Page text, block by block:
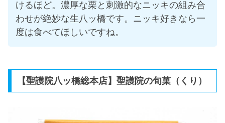
けるほど。濃厚な栗と刺激的なニッキの組み合
わせが絶妙な生八ッ橋です。ニッキ好きなら一
度は食べてほしいですね。
【聖護院八ッ橋総本店】聖護院の旬菓（くり）